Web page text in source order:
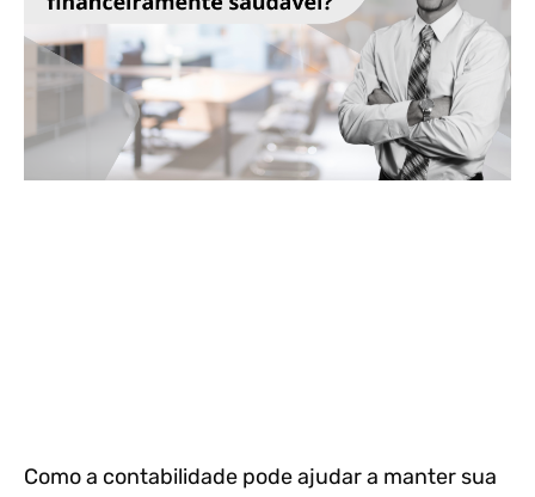
Como a contabilidade pode ajudar a manter sua